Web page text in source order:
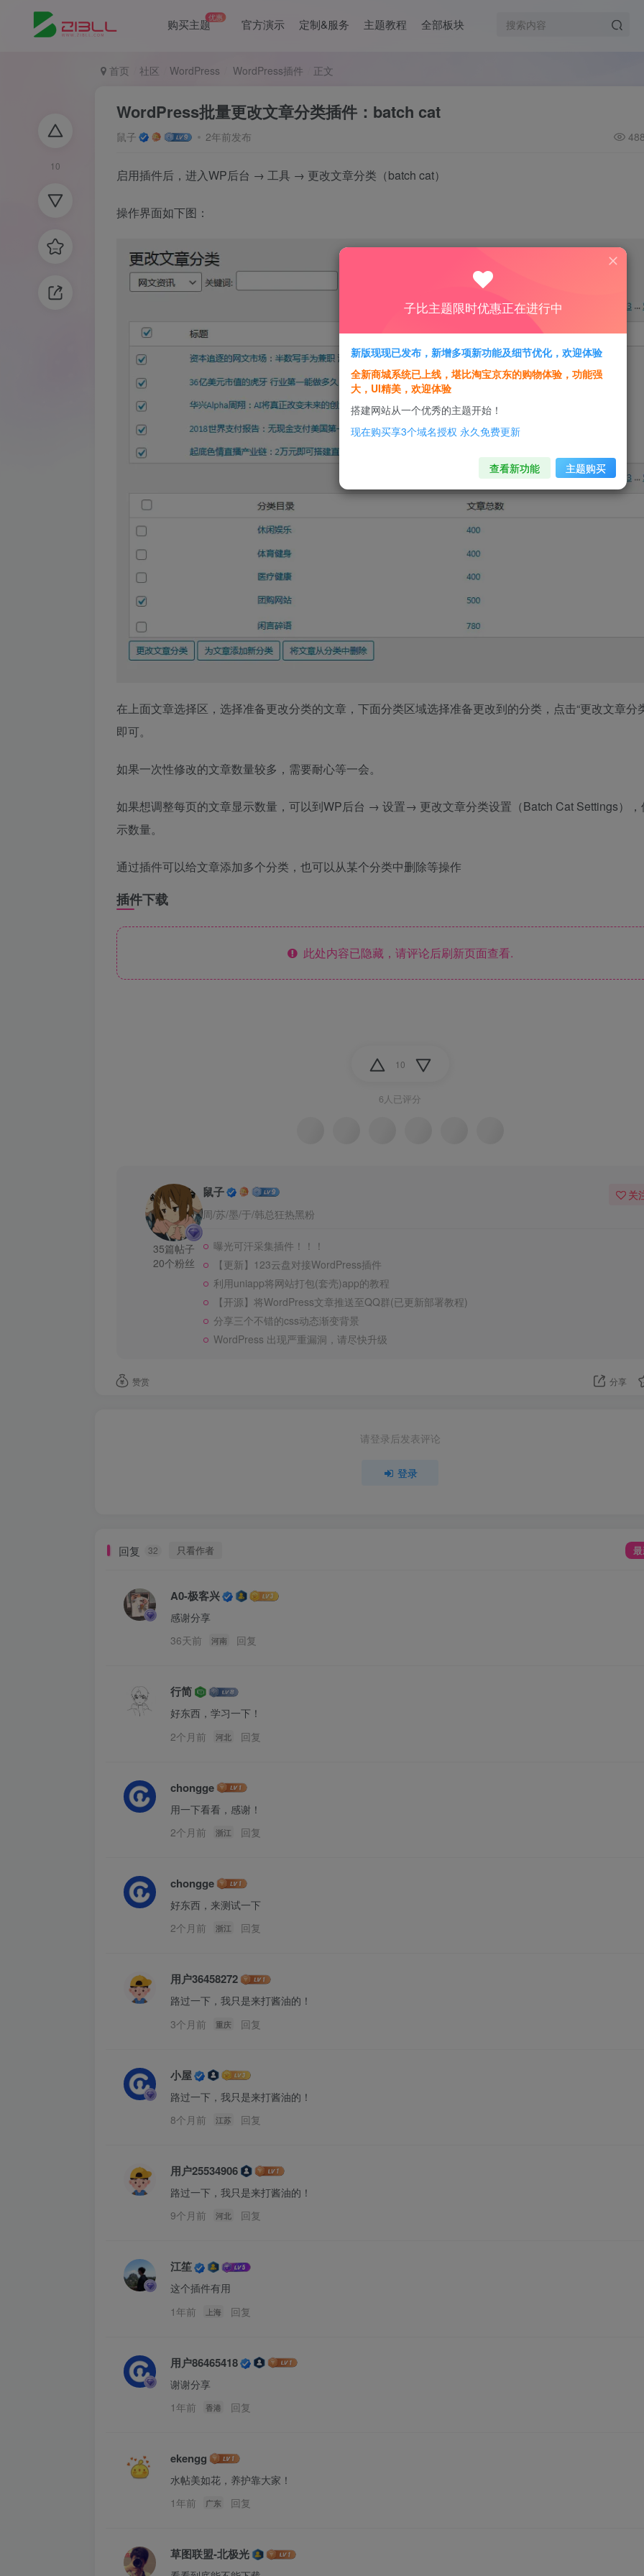
购买主题优惠 官方演示 定制&服务 主题教程 全部板块
10
首页 社区 WordPress WordPress插件 正文
WordPress批量更改文章分类插件：batch cat
鼠子 2年前发布
启用插件后，进入WP后台 → 工具 → 更改文章分类（batch cat）
操作界面如下图：
在上面文章选择区，选择准备更改分类的文章，下面分类区域选择准备更改到的分类，点击“更改文章分
即可。
如果一次性修改的文章数量较多，需要耐心等一会。
如果想调整每页的文章显示数量，可以到WP后台 → 设置→ 更改文章分类设置（Batch Cat Settings）
示数量。
通过插件可以给文章添加多个分类，也可以从某个分类中删除等操作
插件下载
此处内容已隐藏，请评论后刷新页面查看.
10
6人已评分
35篇帖子
20个粉丝
鼠子
周/苏/墨/于/韩总狂热黑粉
关
曝光可汗采集插件！！！
【更新】123云盘对接WordPress插件
利用uniapp将网站打包(套壳)app的教程
【开源】将WordPress文章推送至QQ群(已更新部署教程)
分享三个不错的css动态渐变背景
WordPress 出现严重漏洞，请尽快升级
赞赏 分享
请登录后发表评论
登录
回复 32 只看作者
A0-极客兴
感谢分享
36天前
河南 回复
行简
好东西，学习一下！
2个月前
河北 回复
chongge
用一下看看，感谢！
2个月前
浙江 回复
chongge
好东西，来测试一下
2个月前
浙江 回复
用户36458272
路过一下，我只是来打酱油的！
3个月前
重庆 回复
小屋
路过一下，我只是来打酱油的！
8个月前
江苏 回复
用户25534906
路过一下，我只是来打酱油的！
9个月前
河北 回复
江笙
这个插件有用
1年前
上海 回复
用户86465418
谢谢分享
1年前
香港 回复
ekengg
水帖美如花，养护靠大家！
1年前
广东 回复
草图联盟-北极光
子比主题限时优惠正在进行中
新版现现已发布，新增多项新功能及细节优化，欢迎体验
全新商城系统已上线，堪比淘宝京东的购物体验，功能强
大，UI精美，欢迎体验
搭建网站从一个优秀的主题开始！
现在购买享3个域名授权 永久免费更新
查看新功能 主题购买